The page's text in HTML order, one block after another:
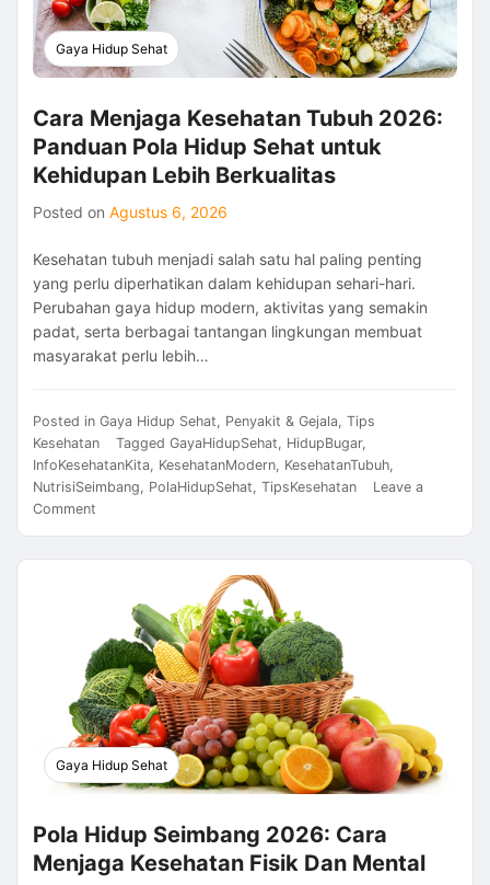
Meningkatkan
Kebugaran
Gaya Hidup Sehat
Cara Menjaga Kesehatan Tubuh 2026:
Panduan Pola Hidup Sehat untuk
Kehidupan Lebih Berkualitas
Posted on Agustus 6, 2026
Kesehatan tubuh menjadi salah satu hal paling penting
yang perlu diperhatikan dalam kehidupan sehari-hari.
Perubahan gaya hidup modern, aktivitas yang semakin
padat, serta berbagai tantangan lingkungan membuat
masyarakat perlu lebih…
Posted in Gaya Hidup Sehat, Penyakit & Gejala, Tips
Kesehatan
Tagged GayaHidupSehat, HidupBugar,
InfoKesehatanKita, KesehatanModern, KesehatanTubuh,
NutrisiSeimbang, PolaHidupSehat, TipsKesehatan
Leave a
Comment
2026:
Panduan
Pola
Hidup
Sehat
untuk
Kehidupan
Lebih
Berkualitas
Gaya Hidup Sehat
Pola Hidup Seimbang 2026: Cara
Menjaga Kesehatan Fisik Dan Mental